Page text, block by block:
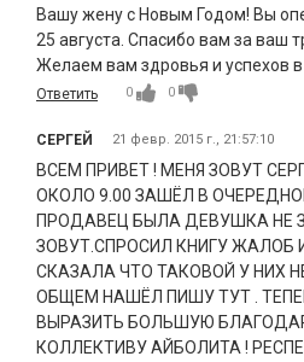
Вашу жену с Новым Годом! Вы
25 августа. Спасибо вам за ваш
Желаем вам здровья и успехов в
Ответить 0 0
СЕРГЕЙ 21 февр. 2015 г., 21:57:10
ВСЕМ ПРИВЕТ ! МЕНЯ ЗОВУТ
ОКОЛО 9.00 ЗАШЁЛ В
ПРОДАВЕЦ БЫЛА ДЕВУШКА НЕ
ЗОВУТ.СПРОСИЛ КНИГУ ЖАЛОБ
СКАЗАЛА ЧТО ТАКОВОЙ У НИХ
ОБЩЕМ НАШЁЛ ПИШУ ТУТ .
ВЫРАЗИТЬ БОЛЬШУЮ
КОЛЛЕКТИВУ АЙБОЛИТА !